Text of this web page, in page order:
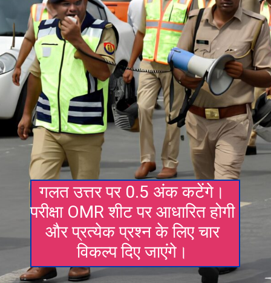
गलत उत्तर पर 0.5 अंक कटेंगे।
परीक्षा OMR शीट पर आधारित होगी
और प्रत्येक प्रश्न के लिए चार
विकल्प दिए जाएंगे।